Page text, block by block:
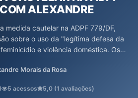
ALEXANDRE
medida cautelar na ADPF 779/DF,
sobre o uso da "legítima defesa da
e violência doméstica. Os
dessa tese no tribunal do júri,
O episódio enfatiza a necessidade de
Morais da Rosa
5 acessos 5,0 (1 avaliações)